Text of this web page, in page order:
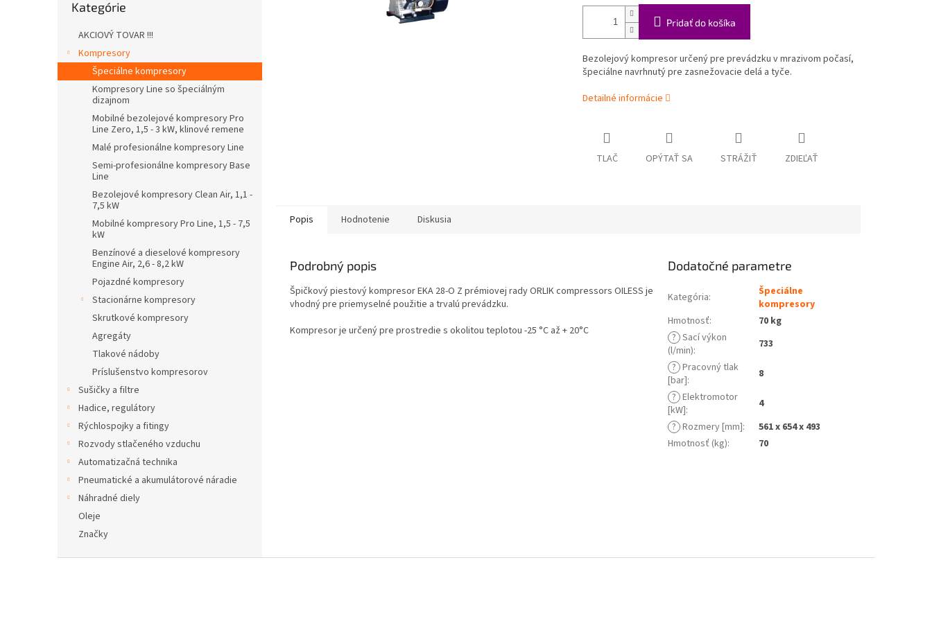
kategórie
Kategórie
AKCIOVÝ TOVAR !!!
Kompresory
Špeciálne kompresory
Kompresory Line so špeciálným
dizajnom
Mobilné bezolejové kompresory Pro
Line Zero, 1,5 - 3 kW, klinové remene
Malé profesionálne kompresory Line
Semi-profesionálne kompresory Base
Line
Bezolejové kompresory Clean Air, 1,1 -
7,5 kW
Mobilné kompresory Pro Line, 1,5 - 7,5
kW
Benzínové a dieselové kompresory
Engine Air, 2,6 - 8,2 kW
Pojazdné kompresory
Stacionárne kompresory
Skrutkové kompresory
Agregáty
Tlakové nádoby
Príslušenstvo kompresorov
Sušičky a filtre
Hadice, regulátory
Rýchlospojky a fitingy
Rozvody stlačeného vzduchu
Automatizačná technika
Pneumatické a akumulátorové náradie
Náhradné diely
Oleje
Značky
Pridať do košíka
Bezolejový kompresor určený pre prevádzku v mrazivom počasí,
špeciálne navrhnutý pre zasnežovacie delá a tyče.
Detailné informácie
TLAČ OPÝTAŤ SA STRÁŽIŤ ZDIEĽAŤ
Popis Hodnotenie Diskusia
Podrobný popis
Špičkový piestový kompresor EKA 28-O Z prémiovej rady ORLIK compressors OILESS je
vhodný pre priemyselné použitie a trvalú prevádzku.
Kompresor je určený pre prostredie s okolitou teplotou -25 °C až + 20°C
Dodatočné parametre
Kategória:
Špeciálne
kompresory
Hmotnosť:
70 kg
? Sací výkon
(l/min):
733
? Pracovný tlak
[bar]:
8
? Elektromotor
[kW]:
4
? Rozmery [mm]:
561 x 654 x 493
Hmotnosť (kg): 70